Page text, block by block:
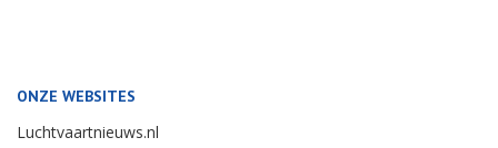
ONZE WEBSITES
Luchtvaartnieuws.nl